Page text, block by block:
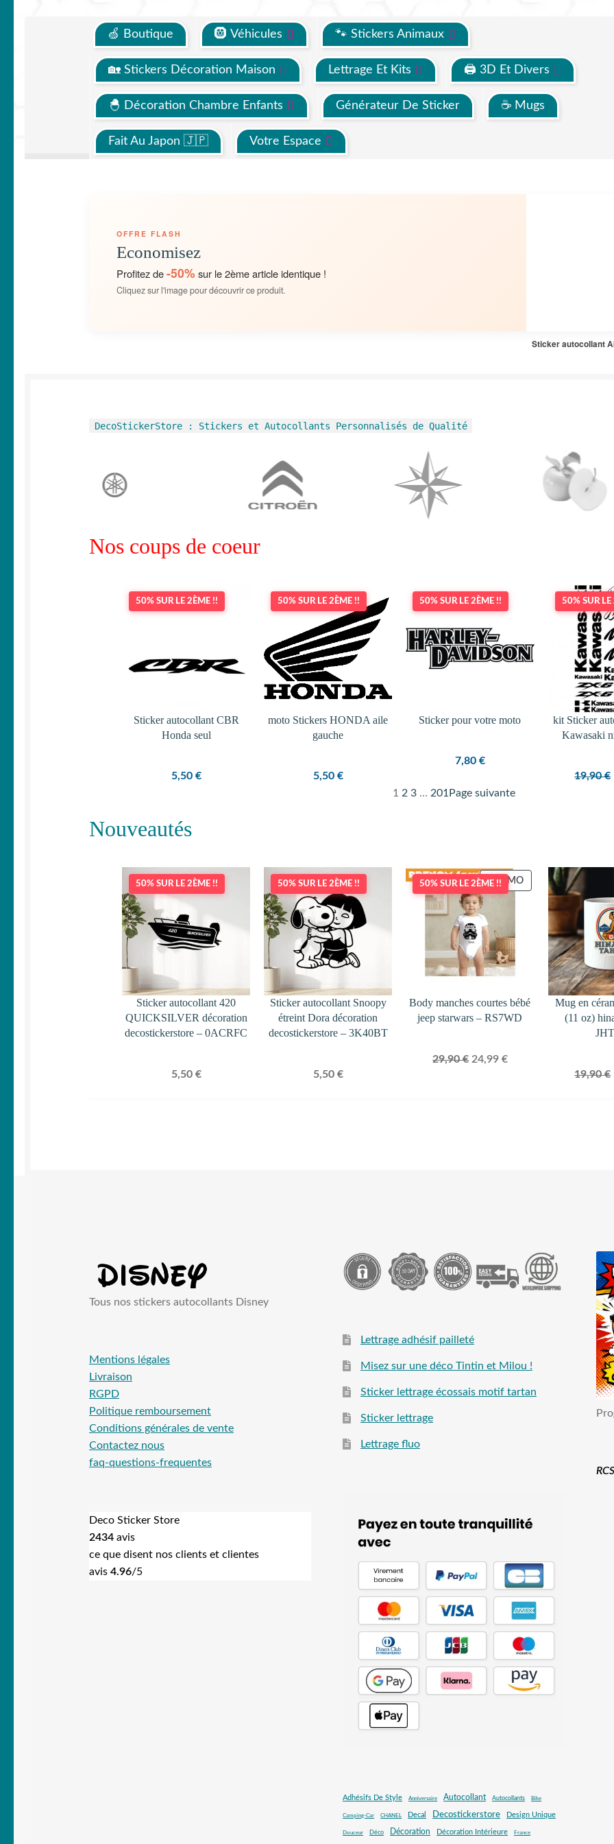
🍏 Boutique 🛞 Véhicules 🐾 Stickers Animaux
🏡 Stickers Décoration Maison Lettrage Et Kits 🖨 3D Et Divers
🐣 Décoration Chambre Enfants Générateur De Sticker ☕ Mugs
Fait Au Japon 🇯🇵 Votre Espace
OFFRE FLASH
Economisez
Profitez de-50%sur le 2ème article identique !
Cliquez sur l'image pour découvrir ce produit.
Sticker autocollant
DecoStickerStore : Stickers et Autocollants Personnalisés de Qualité
Nos coups de coeur
50% SUR LE 2ÈME !!
Sticker autocollant CBR
Honda seul
5,50 €
50% SUR LE 2ÈME !!
moto Stickers HONDA aile
gauche
5,50 €
50% SUR LE 2ÈME !!
Sticker pour votre moto
7,80 €
50% SUR LE
kit Sticker
Kawasaki
19,90€
1 2 3 … 201Page suivante
Nouveautés
50% SUR LE 2ÈME !!
Sticker autocollant 420
QUICKSILVER décoration
decostickerstore – 0ACRFC
5,50 €
50% SUR LE 2ÈME !!
Sticker autocollant Snoopy
étreint Dora décoration
decostickerstore – 3K40BT
5,50 €
50% SUR LE 2ÈME !!PROMOPRODUIT
PROMOTION
Body manches courtes bébé
jeep starwars – RS7WD
29,90€ Le
24,99 €Le
Mug en
(11 oz)
19,90€
Tous nos stickers autocollants Disney
Mentions légales
Livraison
RGPD
Politique remboursement
Conditions générales de vente
Contactez nous
faq-questions-frequentes
Deco Sticker Store
2434 avis
ce que disent nos clients et clientes
avis4.96/5
Lettrage adhésif pailleté
Misez sur une déco Tintin et Milou !
Sticker lettrage écossais motif tartan
Sticker lettrage
Lettrage fluo
Adhésifs De Style Anniversaire Autocollant Autocollants Bike
Camping-Car CHANEL Decal Decostickerstore Design Unique
Douceur Déco Décoration Décoration Intérieure France